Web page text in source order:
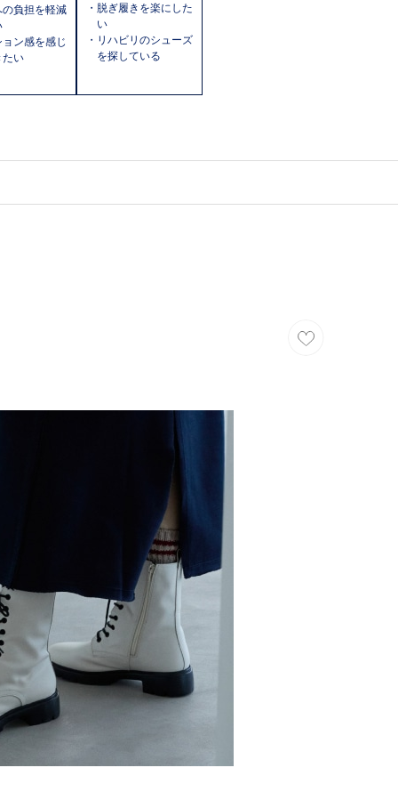
の負担を軽減
ョン感を感じ
たい
・脱ぎ履きを楽にした
い
・リハビリのシューズ
を探している